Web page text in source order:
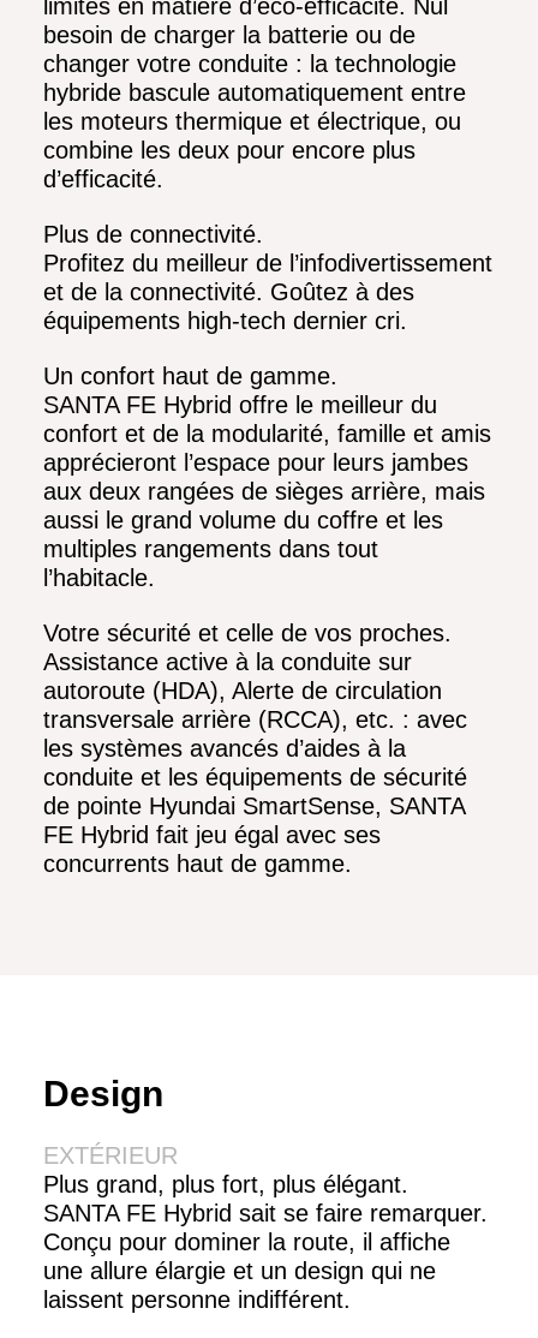
limites en matière d’éco-efficacité. Nul
besoin de charger la batterie ou de
changer votre conduite : la technologie
hybride bascule automatiquement entre
les moteurs thermique et électrique, ou
combine les deux pour encore plus
d’efficacité.
Plus de connectivité.
Profitez du meilleur de l’infodivertissement
et de la connectivité. Goûtez à des
équipements high-tech dernier cri.
Un confort haut de gamme.
SANTA FE Hybrid offre le meilleur du
confort et de la modularité, famille et amis
apprécieront l’espace pour leurs jambes
aux deux rangées de sièges arrière, mais
aussi le grand volume du coffre et les
multiples rangements dans tout
l’habitacle.
Votre sécurité et celle de vos proches.
Assistance active à la conduite sur
autoroute (HDA), Alerte de circulation
transversale arrière (RCCA), etc. : avec
les systèmes avancés d’aides à la
conduite et les équipements de sécurité
de pointe Hyundai SmartSense, SANTA
FE Hybrid fait jeu égal avec ses
concurrents haut de gamme.
Design
EXTÉRIEUR
Plus grand, plus fort, plus élégant.
SANTA FE Hybrid sait se faire remarquer.
Conçu pour dominer la route, il affiche
une allure élargie et un design qui ne
laissent personne indifférent.